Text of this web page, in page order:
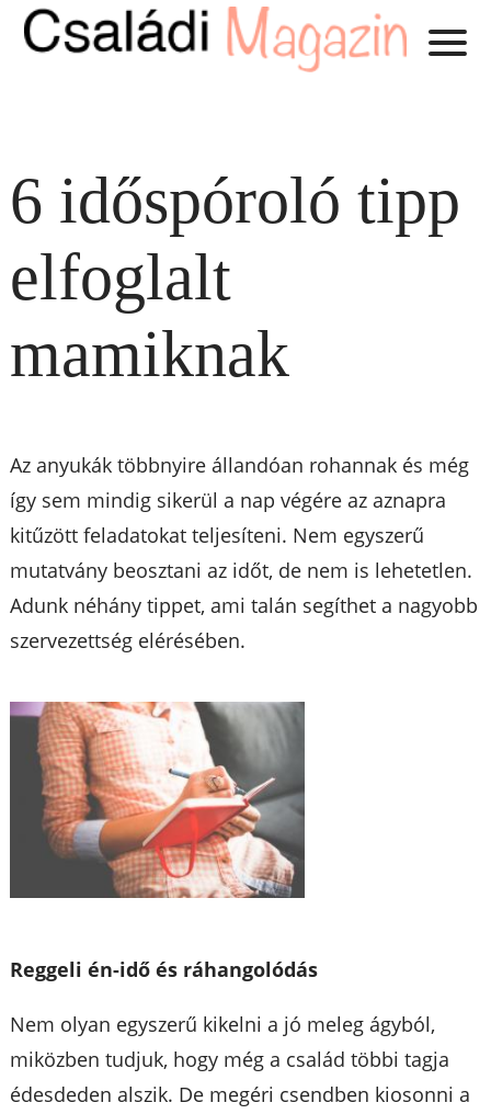
6 időspóroló tipp
elfoglalt
mamiknak
Az anyukák többnyire állandóan rohannak és még
így sem mindig sikerül a nap végére az aznapra
kitűzött feladatokat teljesíteni. Nem egyszerű
mutatvány beosztani az időt, de nem is lehetetlen.
Adunk néhány tippet, ami talán segíthet a nagyobb
szervezettség elérésében.
Reggeli én-idő és ráhangolódás
Nem olyan egyszerű kikelni a jó meleg ágyból,
miközben tudjuk, hogy még a család többi tagja
édesdeden alszik. De megéri csendben kiosonni a